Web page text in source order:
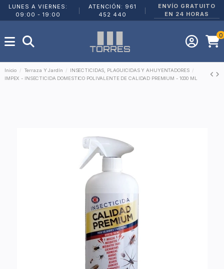
LUNES A VIERNES:
09:00 - 19:00
ATENCIÓN: 961
452 440
ENVÍO GRATUITO
EN 24 HORAS
0
Inicio Terraza Y Jardín
INSECTICIDAS, PLAGUICIDAS Y AHUYENTADORES
IMPEX - INSECTICIDA DOMESTICO POLIVALENTE DE CALIDAD PREMIUM - 1000 ML